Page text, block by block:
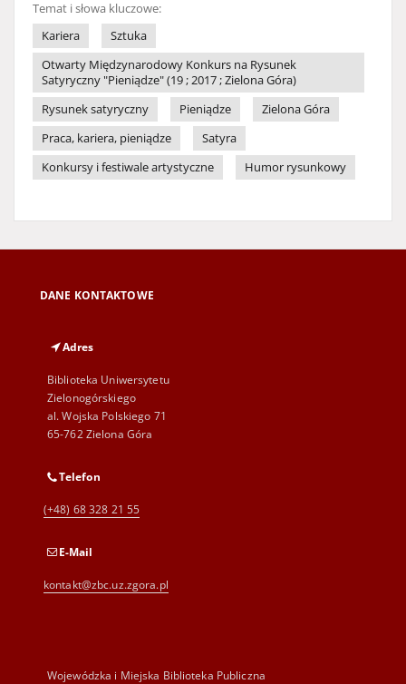
Temat i słowa kluczowe:
Kariera
Sztuka
Otwarty Międzynarodowy Konkurs na Rysunek
Satyryczny "Pieniądze" (19 ; 2017 ; Zielona Góra)
Rysunek satyryczny
Pieniądze
Zielona Góra
Praca, kariera, pieniądze
Satyra
Konkursy i festiwale artystyczne
Humor rysunkowy
DANE KONTAKTOWE
Adres
Biblioteka Uniwersytetu
Zielonogórskiego
al. Wojska Polskiego 71
65-762 Zielona Góra
Telefon
(+48) 68 328 21 55
E-Mail
kontakt@zbc.uz.zgora.pl
Wojewódzka i Miejska Biblioteka Publiczna